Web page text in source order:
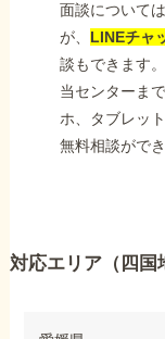
面談について
が、 LINEチャ
談もできます。
当センターま
ホ、タブレッ
無料相談ができ
対応エリア（四国